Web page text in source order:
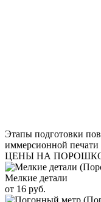
Этапы подготовки
иммерсионной печати
ЦЕНЫ НА
Мелкие детали
от 16 руб.